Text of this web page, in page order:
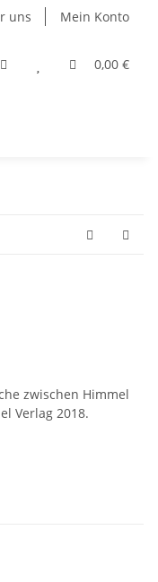
uns Mein Konto
0,00 €
zwischen Himmel
Verlag 2018.